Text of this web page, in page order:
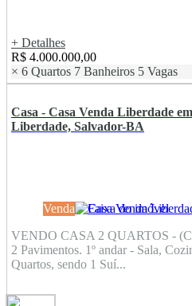
+ Detalhes
R$ 4.000.000,00
× 6 Quartos 7 Banheiros 5 Vagas
Casa - Casa Venda Liberdade
Liberdade, Salvador-BA
Venda
VENDO CASA 2 QUARTOS -
2 Pavimentos. 1º andar - Sala,
Quartos, sendo 1 Suí...